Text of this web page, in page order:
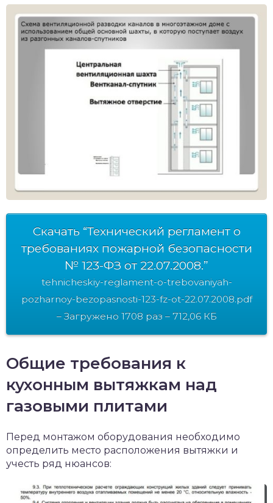
Скачать “Технический регламент о
требованиях пожарной безопасности
№ 123-ФЗ от 22.07.2008.”
tehnicheskiy-reglament-o-trebovaniyah-
pozharnoy-bezopasnosti-123-fz-ot-22.07.2008.pdf
– Загружено 1708 раз – 712,06 КБ
Общие требования к
кухонным вытяжкам над
газовыми плитами
Перед монтажом оборудования необходимо
определить место расположения вытяжки и
учесть ряд нюансов: